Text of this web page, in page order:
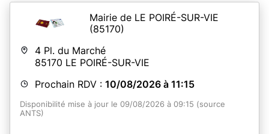
Mairie de LE POIRÉ-SUR-VIE
(85170)
4 Pl. du Marché
85170 LE POIRÉ-SUR-VIE
Prochain RDV : 10/08/2026 à 11:15
Disponibilité mise à jour le 09/08/2026 à 09:15 (source
ANTS)